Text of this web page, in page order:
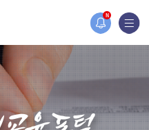
N
니다.
가 새롭게 개설되었습니다.